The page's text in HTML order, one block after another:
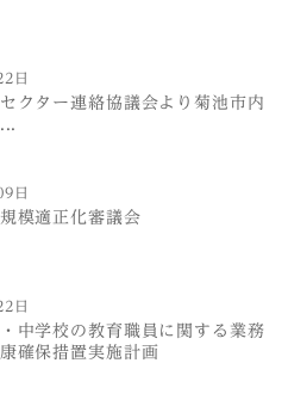
日
クター連絡協議会より菊池市内
日
模適正化審議会
日
中学校の教育職員に関する業務
確保措置実施計画